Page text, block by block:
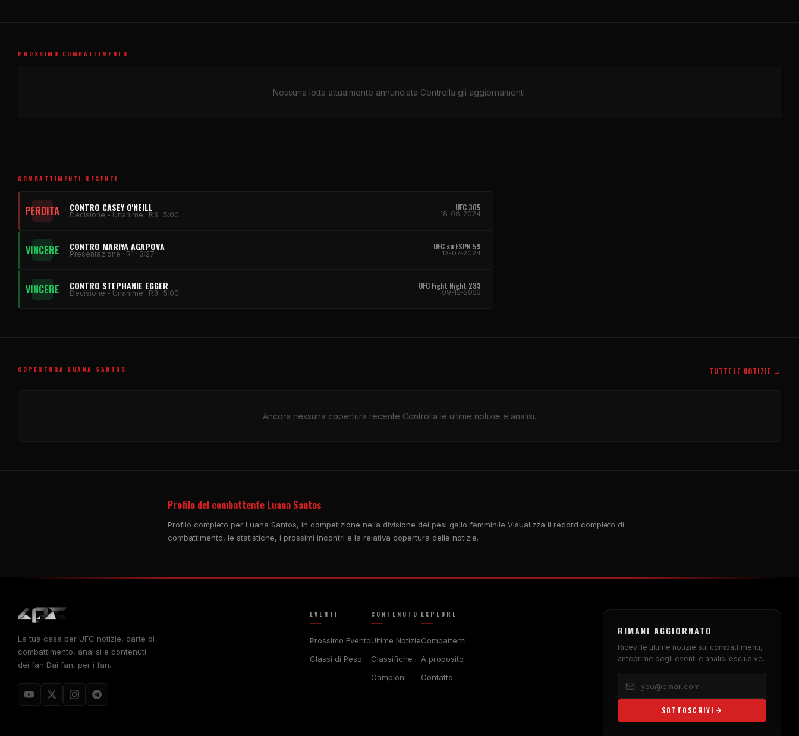
PROSSIMO COMBATTIMENTO
Nessuna lotta attualmente annunciata Controlla gli aggiornamenti.
COMBATTIMENTI RECENTI
PERDITA CONTRO CASEY O'NEILL
Decisione - Unanime · R3 · 5:00
UFC 305
18-08-2024
VINCERE CONTRO MARIYA AGAPOVA
Presentazione · R1 · 3:27
UFC su ESPN 59
13-07-2024
VINCERE CONTRO STEPHANIE EGGER
Decisione - Unanime · R3 · 5:00
UFC Fight Night 233
09-12-2023
COPERTURA LUANA SANTOS TUTTE LE NOTIZIE →
Ancora nessuna copertura recente Controlla le ultime notizie e analisi.
Profilo del combattente Luana Santos
Profilo completo per Luana Santos, in competizione nella divisione dei pesi gallo femminile Visualizza il record completo di
combattimento, le statistiche, i prossimi incontri e la relativa copertura delle notizie.
La tua casa per UFC notizie, carte di
combattimento, analisi e contenuti
dei fan Dai fan, per i fan.
EVENTI
Prossimo Evento
Classi di Peso
CONTENUTO
Ultime Notizie
Classifiche
Campioni
EXPLORE
Combattenti
A proposito
Contatto
RIMANI AGGIORNATO
Ricevi le ultime notizie sui combattimenti,
anteprime degli eventi e analisi esclusive.
SOTTOSCRIVI